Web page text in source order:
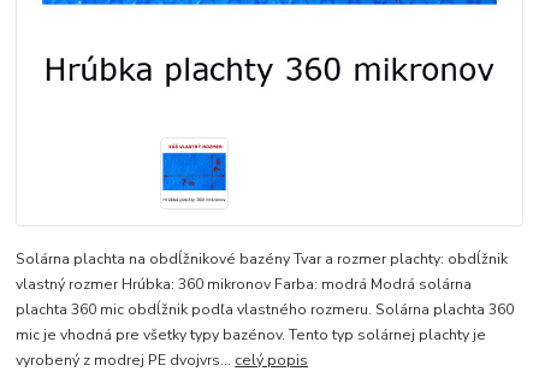
Solárna plachta na obdĺžnikové bazény Tvar a rozmer plachty: obdĺžnik
vlastný rozmer Hrúbka: 360 mikronov Farba: modrá Modrá solárna
plachta 360 mic obdĺžnik podľa vlastného rozmeru. Solárna plachta 360
mic je vhodná pre všetky typy bazénov. Tento typ solárnej plachty je
vyrobený z modrej PE dvojvrs... celý popis